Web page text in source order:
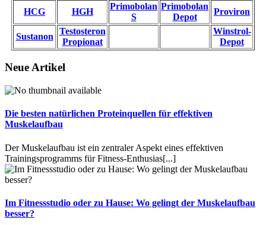
HCG HGH
Primobolan
S
Primobolan
Depot
Proviron
Sustanon
Testosteron
Propionat
Winstrol-
Depot
Neue Artikel
Die besten natürlichen Proteinquellen für effektiven
Muskelaufbau
Der Muskelaufbau ist ein zentraler Aspekt eines effektiven
Trainingsprogramms für Fitness-Enthusias[...]
Im Fitnessstudio oder zu Hause: Wo gelingt der Muskelaufbau
besser?